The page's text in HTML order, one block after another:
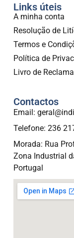
Links úteis
A minha conta
Resolução de
Termos e
Política de
Livro de
Contactos
Email:
Telefone: 236
Morada: Rua
Zona Industrial
Portugal